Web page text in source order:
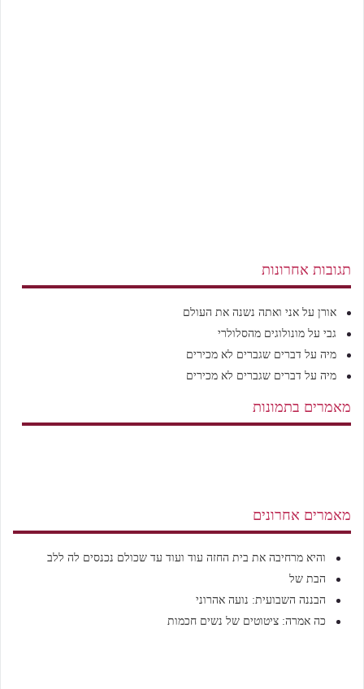
מאמרים אחרונים
והיא מרחיבה את בית החזה עוד ועוד עד שכולם נכנסים לה ללב
הבת של
הבננה השבועית: נועה אהרוני
כה אמרה: ציטוטים של נשים חכמות
תגובות אחרונות
אורן על אני ואתה נשנה את העולם
גבי על מונולוגים מהסלולרי
מיה על דברים שגברים לא מכירים
מיה על דברים שגברים לא מכירים
מאמרים בתמונות